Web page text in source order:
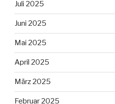
Juli 2025
Juni 2025
Mai 2025
April 2025
März 2025
Februar 2025